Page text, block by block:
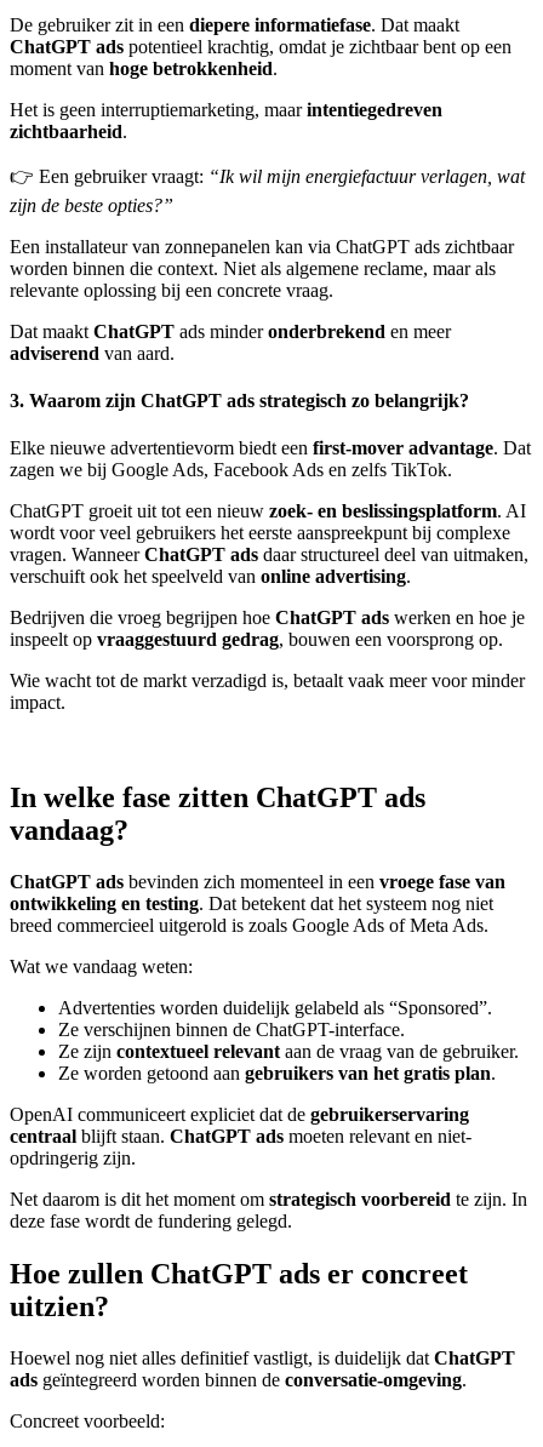
De gebruiker zit in een diepere informatiefase. Dat maakt
ChatGPT ads potentieel krachtig, omdat je zichtbaar bent op een
moment van hoge betrokkenheid.
Het is geen interruptiemarketing, maarintentiegedreven
zichtbaarheid.
👉 Een gebruiker vraagt: “Ik wil mijn energiefactuur verlagen, wat
zijn de beste opties?”
Een installateur van zonnepanelen kan via ChatGPT ads zichtbaar
worden binnen die context. Niet als algemene reclame, maar als
relevante oplossing bij een concrete vraag.
Dat maakt ChatGPT ads minderonderbrekend en meer
adviserend van aard.
3. Waarom zijn ChatGPT ads strategisch zo belangrijk?
Elke nieuwe advertentievorm biedt een first-mover advantage. Dat
zagen we bij Google Ads, Facebook Ads en zelfs TikTok.
ChatGPT groeit uit tot een nieuw zoek- en beslissingsplatform. AI
wordt voor veel gebruikers het eerste aanspreekpunt bij complexe
vragen. WanneerChatGPT ads daar structureel deel van uitmaken,
verschuift ook het speelveld van online advertising.
Bedrijven die vroeg begrijpen hoe ChatGPT ads werken en hoe je
inspeelt op vraaggestuurd gedrag, bouwen een voorsprong op.
Wie wacht tot de markt verzadigd is, betaalt vaak meer voor minder
impact.
In welke fase zitten ChatGPT ads
vandaag?
ChatGPT ads bevinden zich momenteel in een vroege fase van
ontwikkeling en testing. Dat betekent dat het systeem nog niet
breed commercieel uitgerold is zoals Google Ads of Meta Ads.
Wat we vandaag weten:
Advertenties worden duidelijk gelabeld als “Sponsored”.
Ze verschijnen binnen de ChatGPT-interface.
Ze zijn contextueel relevant aan de vraag van de gebruiker.
Ze worden getoond aan gebruikers van het gratis plan.
OpenAI communiceert expliciet dat de gebruikerservaring
centraal blijft staan. ChatGPT ads moeten relevant en niet-
opdringerig zijn.
Net daarom is dit het moment om strategisch voorbereid te zijn. In
deze fase wordt de fundering gelegd.
Hoe zullen ChatGPT ads er concreet
uitzien?
Hoewel nog niet alles definitief vastligt, is duidelijk dat ChatGPT
ads geïntegreerd worden binnen de conversatie-omgeving.
Concreet voorbeeld: